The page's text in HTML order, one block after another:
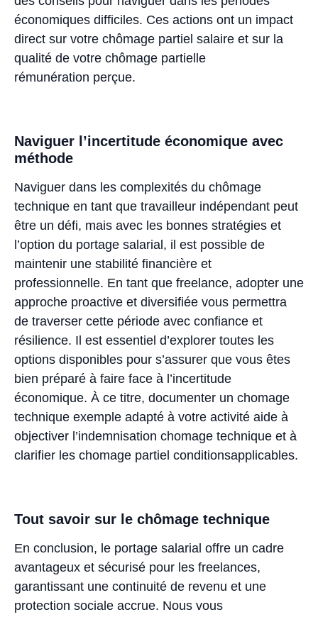
économiques difficiles. Ces actions ont un impact
direct sur votre chômage partiel salaire et sur la
qualité de votre chômage partielle
rémunération perçue.
Naviguer l’incertitude économique avec
méthode
Naviguer dans les complexités du chômage
technique en tant que travailleur indépendant peut
être un défi, mais avec les bonnes stratégies et
l’option du portage salarial, il est possible de
maintenir une stabilité financière et
professionnelle. En tant que freelance, adopter une
approche proactive et diversifiée vous permettra
de traverser cette période avec confiance et
résilience. Il est essentiel d’explorer toutes les
options disponibles pour s’assurer que vous êtes
bien préparé à faire face à l’incertitude
économique. À ce titre, documenter un chomage
technique exemple adapté à votre activité aide à
objectiver l’indemnisation chomage technique et à
clarifier les chomage partiel conditionsapplicables.
Tout savoir sur le chômage technique
En conclusion, le portage salarial offre un cadre
avantageux et sécurisé pour les freelances,
garantissant une continuité de revenu et une
protection sociale accrue. Nous vous